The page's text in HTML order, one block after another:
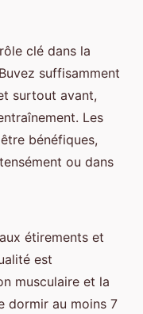
clé dans la
suffisamment
surtout avant,
Les
bénéfiques,
ou dans
étirements et
est
musculaire et la
dormir au moins 7